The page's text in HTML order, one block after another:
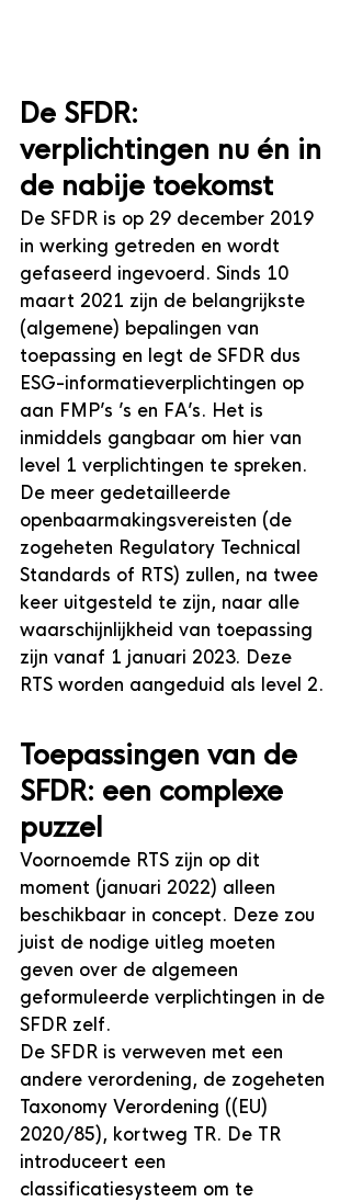
De SFDR:
verplichtingen nu én in
de nabije toekomst
De SFDR is op 29 december 2019
in werking getreden en wordt
gefaseerd ingevoerd. Sinds 10
maart 2021 zijn de belangrijkste
(algemene) bepalingen van
toepassing en legt de SFDR dus
ESG-informatieverplichtingen op
aan FMP’s ’s en FA’s. Het is
inmiddels gangbaar om hier van
level 1 verplichtingen te spreken.
De meer gedetailleerde
openbaarmakingsvereisten (de
zogeheten Regulatory Technical
Standards of RTS) zullen, na twee
keer uitgesteld te zijn, naar alle
waarschijnlijkheid van toepassing
zijn vanaf 1 januari 2023. Deze
RTS worden aangeduid als level 2.
Toepassingen van de
SFDR: een complexe
puzzel
Voornoemde RTS zijn op dit
moment (januari 2022) alleen
beschikbaar in concept. Deze zou
juist de nodige uitleg moeten
geven over de algemeen
geformuleerde verplichtingen in de
SFDR zelf.
De SFDR is verweven met een
andere verordening, de zogeheten
Taxonomy Verordening ((EU)
2020/85), kortweg TR. De TR
introduceert een
classificatiesysteem om te